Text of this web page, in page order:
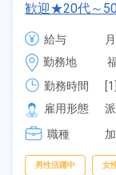
歓迎★20代～
士の応募OK！
完備！日払い
伊達市》
給与
勤務地
勤務時間
雇用形態
職種
男性活躍中 女